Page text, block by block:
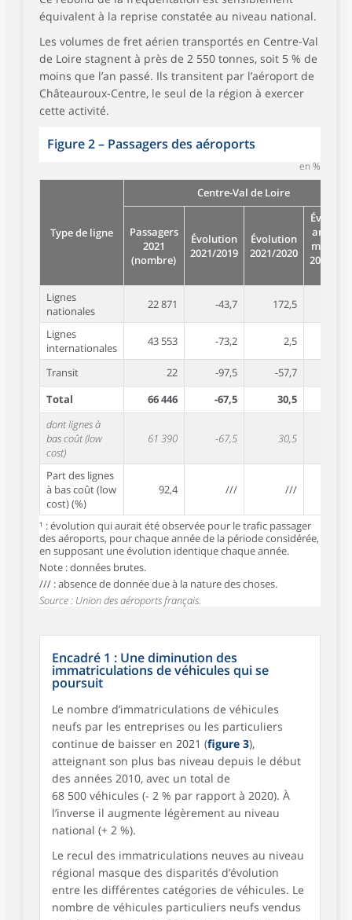
équivalent à la reprise constatée au niveau national.
Les volumes de fret aérien transportés en Centre-Val
de Loire stagnent à près de 2 550 tonnes, soit 5 % de
moins que l’an passé. Ils transitent par l’aéroport de
Châteauroux-Centre, le seul de la région à exercer
cette activité.
Figure 2– Passagers des aéroports
en %
Type de ligne
Centre-Val de Loire
Passagers
2021
(nombre)
Évolution
2021/2019
Évolution
2021/2020
2019/
Lignes
nationales
22 871 -43,7 172,5
Lignes
internationales
43 553 -73,2 2,5
Transit 22 -97,5 -57,7
Total
66 446 -67,5 30,5
dont lignes à
bas coût (low
cost)
61 390 -67,5 30,5
Part des lignes
à bas coût (low
cost) (%)
92,4 /// ///
¹ : évolution qui aurait été observée pour le trafic passager
des aéroports, pour chaque année de la période considérée,
en supposant une évolution identique chaque année.
Note : données brutes.
/// : absence de donnée due à la nature des choses.
Source : Union des aéroports français.
Encadré 1 : Une diminution des
immatriculations de véhicules qui se
poursuit
Le nombre d’immatriculations de véhicules
neufs par les entreprises ou les particuliers
continue de baisser en 2021 (figure 3),
atteignant son plus bas niveau depuis le début
des années 2010, avec un total de
68 500 véhicules (- 2 % par rapport à 2020). À
l’inverse il augmente légèrement au niveau
national (+ 2 %).
Le recul des immatriculations neuves au niveau
régional masque des disparités d’évolution
entre les différentes catégories de véhicules. Le
nombre de véhicules particuliers neufs vendus